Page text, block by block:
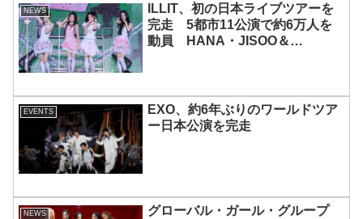
NEWS
ILLIT、初の日本ライブツアーを
完走 5都市11公演で約6万人を
動員 HANA・JISOO＆
EVENTS
EXO、約6年ぶりのワールドツア
ー日本公演を完走
NEWS
グローバル・ガール・グループ